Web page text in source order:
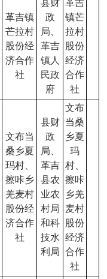
革吉镇
芒拉村
股份经
济合作
社
县财
政
局、
革吉
镇人
民政
府
革吉
镇芒
拉村
股份
经济
合作
社
文布当
桑乡夏
玛村、
擦咔乡
羌麦村
股份经
济合作
社
县财
政
局、
革吉
县农
业农
村局
和科
技水
利局
文布
当桑
乡夏
玛
村、
擦咔
乡羌
麦村
股份
经济
合作
社